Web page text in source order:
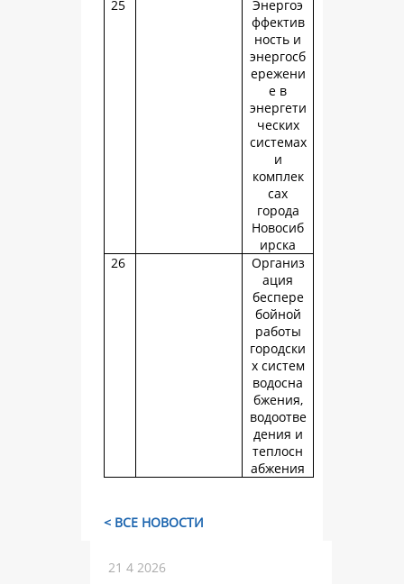
25
Энергоэ
ффектив
ность и
энергосб
ережени
е в
энергети
ческих
системах
и
комплек
сах
города
Новосиб
ирска
26
Организ
ация
беспере
бойной
работы
городски
х систем
водосна
бжения,
водоотве
дения и
теплосн
абжения
< ВСЕ НОВОСТИ
21 4 2026